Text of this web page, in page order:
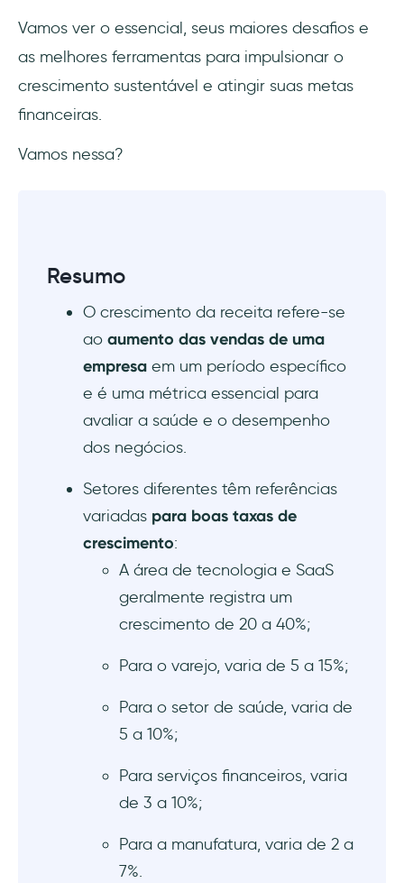
Como a UserGuiding pode te ajudar a
receita?
1. Experiência de onboarding aprimorada
2. Engajamento personalizado dos
5. Análises e inisights práticos
6. Redução do churn
Conclusão
Vamos ver o essencial, seus maiores desafios e
as melhores ferramentas para impulsionar o
crescimento sustentável e atingir suas metas
financeiras.
Vamos nessa?
Resumo
O crescimento da receita refere-se
ao aumento das vendas de uma
empresa em um período específico
e é uma métrica essencial para
avaliar a saúde e o desempenho
dos negócios.
Setores diferentes têm referências
variadas para boas taxas de
crescimento:
A área de tecnologia e SaaS
geralmente registra um
crescimento de 20 a 40%;
Para o varejo, varia de 5 a 15%;
Para o setor de saúde, varia de
5 a 10%;
Para serviços financeiros, varia
de 3 a 10%;
Para a manufatura, varia de 2 a
7%.